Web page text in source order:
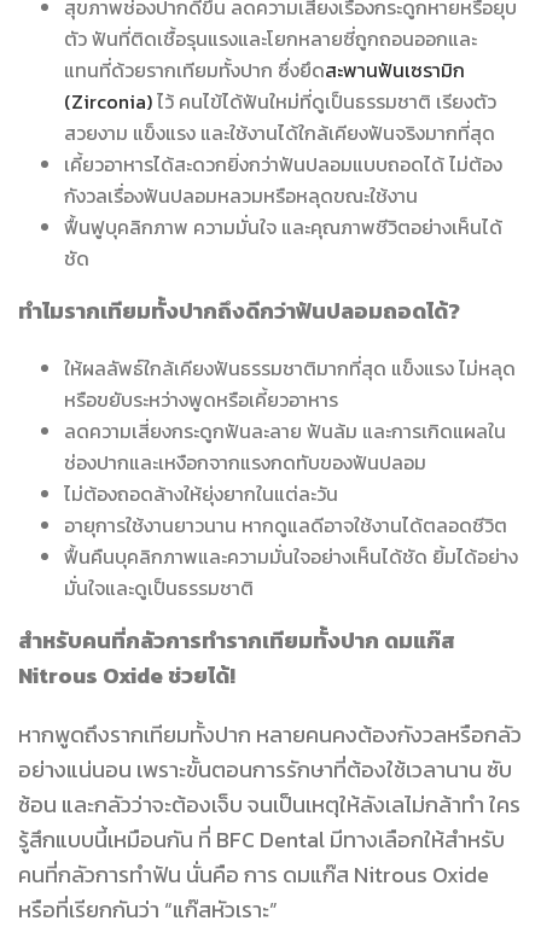
สุขภาพช่องปากดีขึ้น ลดความเสี่ยงเรื่องกระดูกหายหรือยุบ
ตัว ฟันที่ติดเชื้อรุนแรงและโยกหลายซี่ถูกถอนออกและ
แทนที่ด้วยรากเทียมทั้งปาก ซึ่งยึดสะพานฟันเซรามิก
(Zirconia)ไว้ คนไข้ได้ฟันใหม่ที่ดูเป็นธรรมชาติ เรียงตัว
สวยงาม แข็งแรง และใช้งานได้ใกล้เคียงฟันจริงมากที่สุด
เคี้ยวอาหารได้สะดวกยิ่งกว่าฟันปลอมแบบถอดได้ ไม่ต้อง
กังวลเรื่องฟันปลอมหลวมหรือหลุดขณะใช้งาน
ฟื้นฟูบุคลิกภาพ ความมั่นใจ และคุณภาพชีวิตอย่างเห็นได้
ชัด
ทำไมรากเทียมทั้งปากถึงดีกว่าฟันปลอมถอดได้?
ให้ผลลัพธ์ใกล้เคียงฟันธรรมชาติมากที่สุด แข็งแรง ไม่หลุด
หรือขยับระหว่างพูดหรือเคี้ยวอาหาร
ลดความเสี่ยงกระดูกฟันละลาย ฟันล้ม และการเกิดแผลใน
ช่องปากและเหงือกจากแรงกดทับของฟันปลอม
ไม่ต้องถอดล้างให้ยุ่งยากในแต่ละวัน
อายุการใช้งานยาวนาน หากดูแลดีอาจใช้งานได้ตลอดชีวิต
ฟื้นคืนบุคลิกภาพและความมั่นใจอย่างเห็นได้ชัด ยิ้มได้อย่าง
มั่นใจและดูเป็นธรรมชาติ
สำหรับคนที่กลัวการทำรากเทียมทั้งปาก ดมแก๊ส
Nitrous Oxide ช่วยได้!
หากพูดถึงรากเทียมทั้งปาก หลายคนคงต้องกังวลหรือกลัว
อย่างแน่นอน เพราะขั้นตอนการรักษาที่ต้องใช้เวลานาน ซับ
ซ้อน และกลัวว่าจะต้องเจ็บ จนเป็นเหตุให้ลังเลไม่กล้าทำ ใคร
รู้สึกแบบนี้เหมือนกัน ที่ BFC Dental มีทางเลือกให้สำหรับ
คนที่กลัวการทำฟัน นั่นคือ การ ดมแก๊ส Nitrous Oxide
หรือที่เรียกกันว่า “แก๊สหัวเราะ”